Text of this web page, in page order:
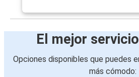
El mejor
Opciones disponibles que puedes
más cómodo: